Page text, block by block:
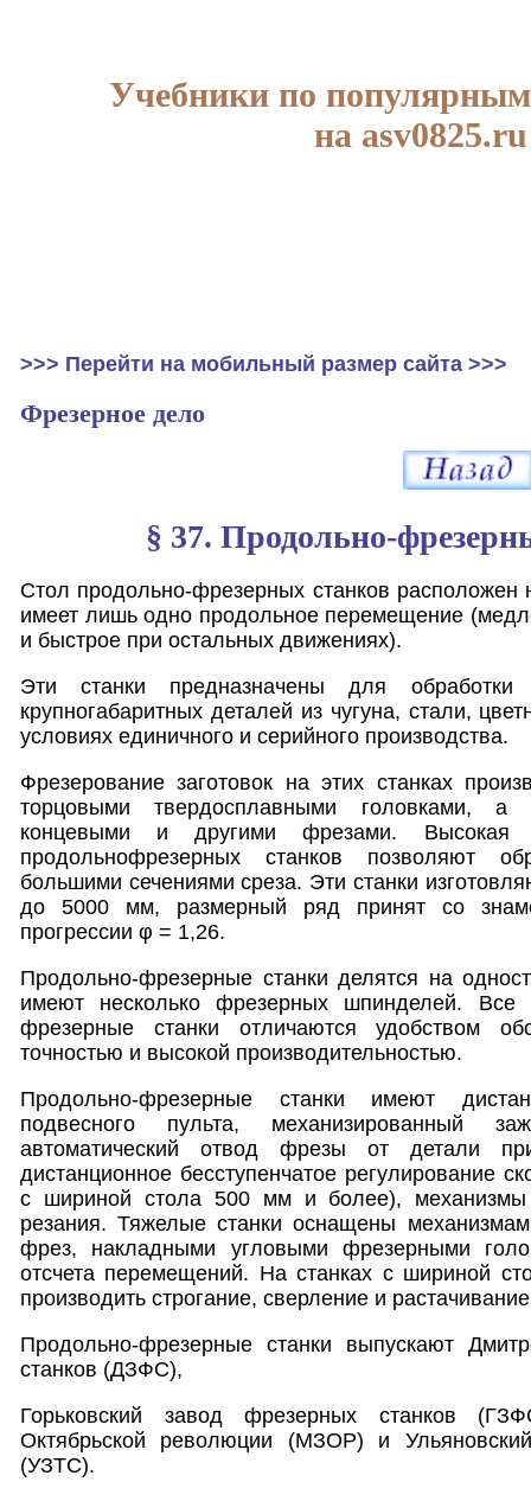
Учебники по
на asv0825.ru
>>> Перейти на мобильный размер сайта >>>
Фрезерное дело
§ 37. Продольно-
Стол продольно-фрезерных станков расположен
имеет лишь одно продольное перемещение
и быстрое при остальных движениях).
Эти станки предназначены для обработки
крупногабаритных деталей из чугуна, стали,
условиях единичного и серийного производства.
Фрезерование заготовок на этих станках
торцовыми твердосплавными головками, а
концевыми и другими фрезами. Высокая
продольнофрезерных станков позволяют
большими сечениями среза. Эти станки
до 5000 мм, размерный ряд принят со
прогрессии φ = 1,26.
Продольно-фрезерные станки делятся на
имеют несколько фрезерных шпинделей. Все
фрезерные станки отличаются удобством
точностью и высокой производительностью.
Продольно-фрезерные станки имеют
подвесного пульта, механизированный
автоматический отвод фрезы от детали
дистанционное бесступенчатое регулирование
с шириной стола 500 мм и более), механизмы
резания. Тяжелые станки оснащены
фрез, накладными угловыми фрезерными
отсчета перемещений. На станках с шириной
производить строгание, сверление и
Продольно-фрезерные станки выпускают
станков (ДЗФС),
Горьковский завод фрезерных станков
Октябрьской революции (МЗОР) и
(УЗТС).